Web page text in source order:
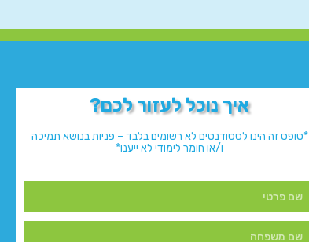
איך נוכל לעזור לכם?
*טופס זה הינו לסטודנטים לא רשומים בלבד – פניות בנושא תמיכה
ו/או חומר לימודי לא ייענו*